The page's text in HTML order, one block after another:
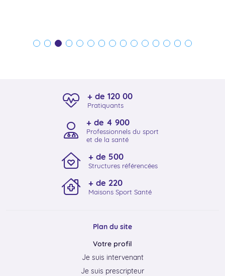
+ de 120 00
Pratiquants
+ de 4 900
Professionnels du sport
et de la santé
+ de 500
Structures référencées
+ de 220
Maisons Sport Santé
Plan du site
Votre profil
Je suis intervenant
Je suis prescripteur